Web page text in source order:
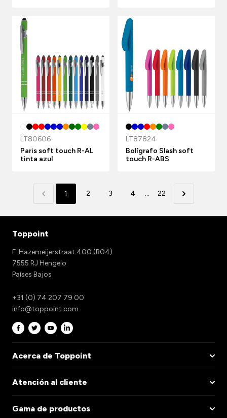
LT80606
Paris soft touch R-AL
tinta azul
LT87824
Bolígrafo Slash soft
touch R-ABS
1 2 3 4 ... 22
Toppoint
F. Hazemeijerstraat 400 (B04)
7555 RJ Hengelo
Países Bajos
+31 (0) 74 207 79 00
info@toppoint.com
Acerca de Toppoint
Atención al cliente
Gama de productos